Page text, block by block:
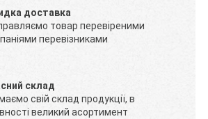
доставка
товар перевіреними
перевізниками
склад
свій склад продукції, в
великий асортимент